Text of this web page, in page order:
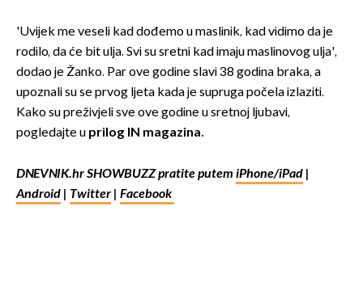
'Uvijek me veseli kad dođemo u maslinik, kad vidimo da je
rodilo, da će bit ulja. Svi su sretni kad imaju maslinovog ulja',
dodao je Žanko. Par ove godine slavi 38 godina braka, a
upoznali su se prvog ljeta kada je supruga počela izlaziti.
Kako su preživjeli sve ove godine u sretnoj ljubavi,
pogledajte u prilog IN magazina.
DNEVNIK.hr SHOWBUZZ pratite putem iPhone/iPad |
Android | Twitter | Facebook